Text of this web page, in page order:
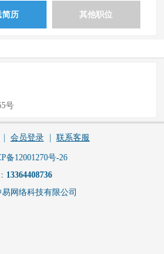
简历 其他职位
号
会员登录 联系客服
备12001270号-26
13364408736
网络科技有限公司